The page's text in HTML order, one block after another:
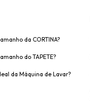
da CORTINA?
do TAPETE?
da Máquina de Lavar?